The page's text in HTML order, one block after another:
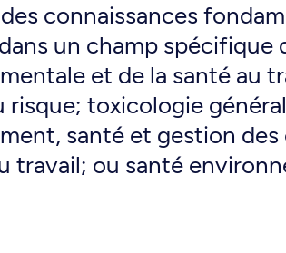
connaissances
un champ spécifique
et de la santé au
risque; toxicologie
santé et gestion
travail; ou santé